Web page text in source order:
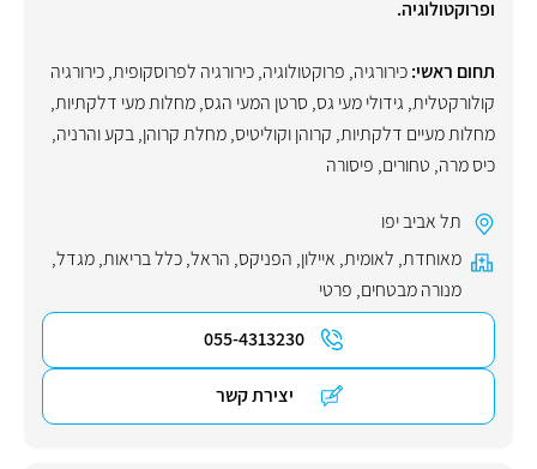
ופרוקטולוגיה.
תחום ראשי:כירורגיה, פרוקטולוגיה,כירורגיה לפרוסקופית,כירורגיה
קולורקטלית, גידולי מעי גס, סרטן המעי הגס,מחלות מעי דלקתיות,
מחלות מעיים דלקתיות, קרוהן וקוליטיס,מחלת קרוהן,בקע והרניה,
כיס מרה, טחורים, פיסורה
תל אביב יפו
מאוחדת, לאומית, איילון, הפניקס, הראל,כלל בריאות,מגדל,
מנורה מבטחים, פרטי
055-4313230
יצירת קשר